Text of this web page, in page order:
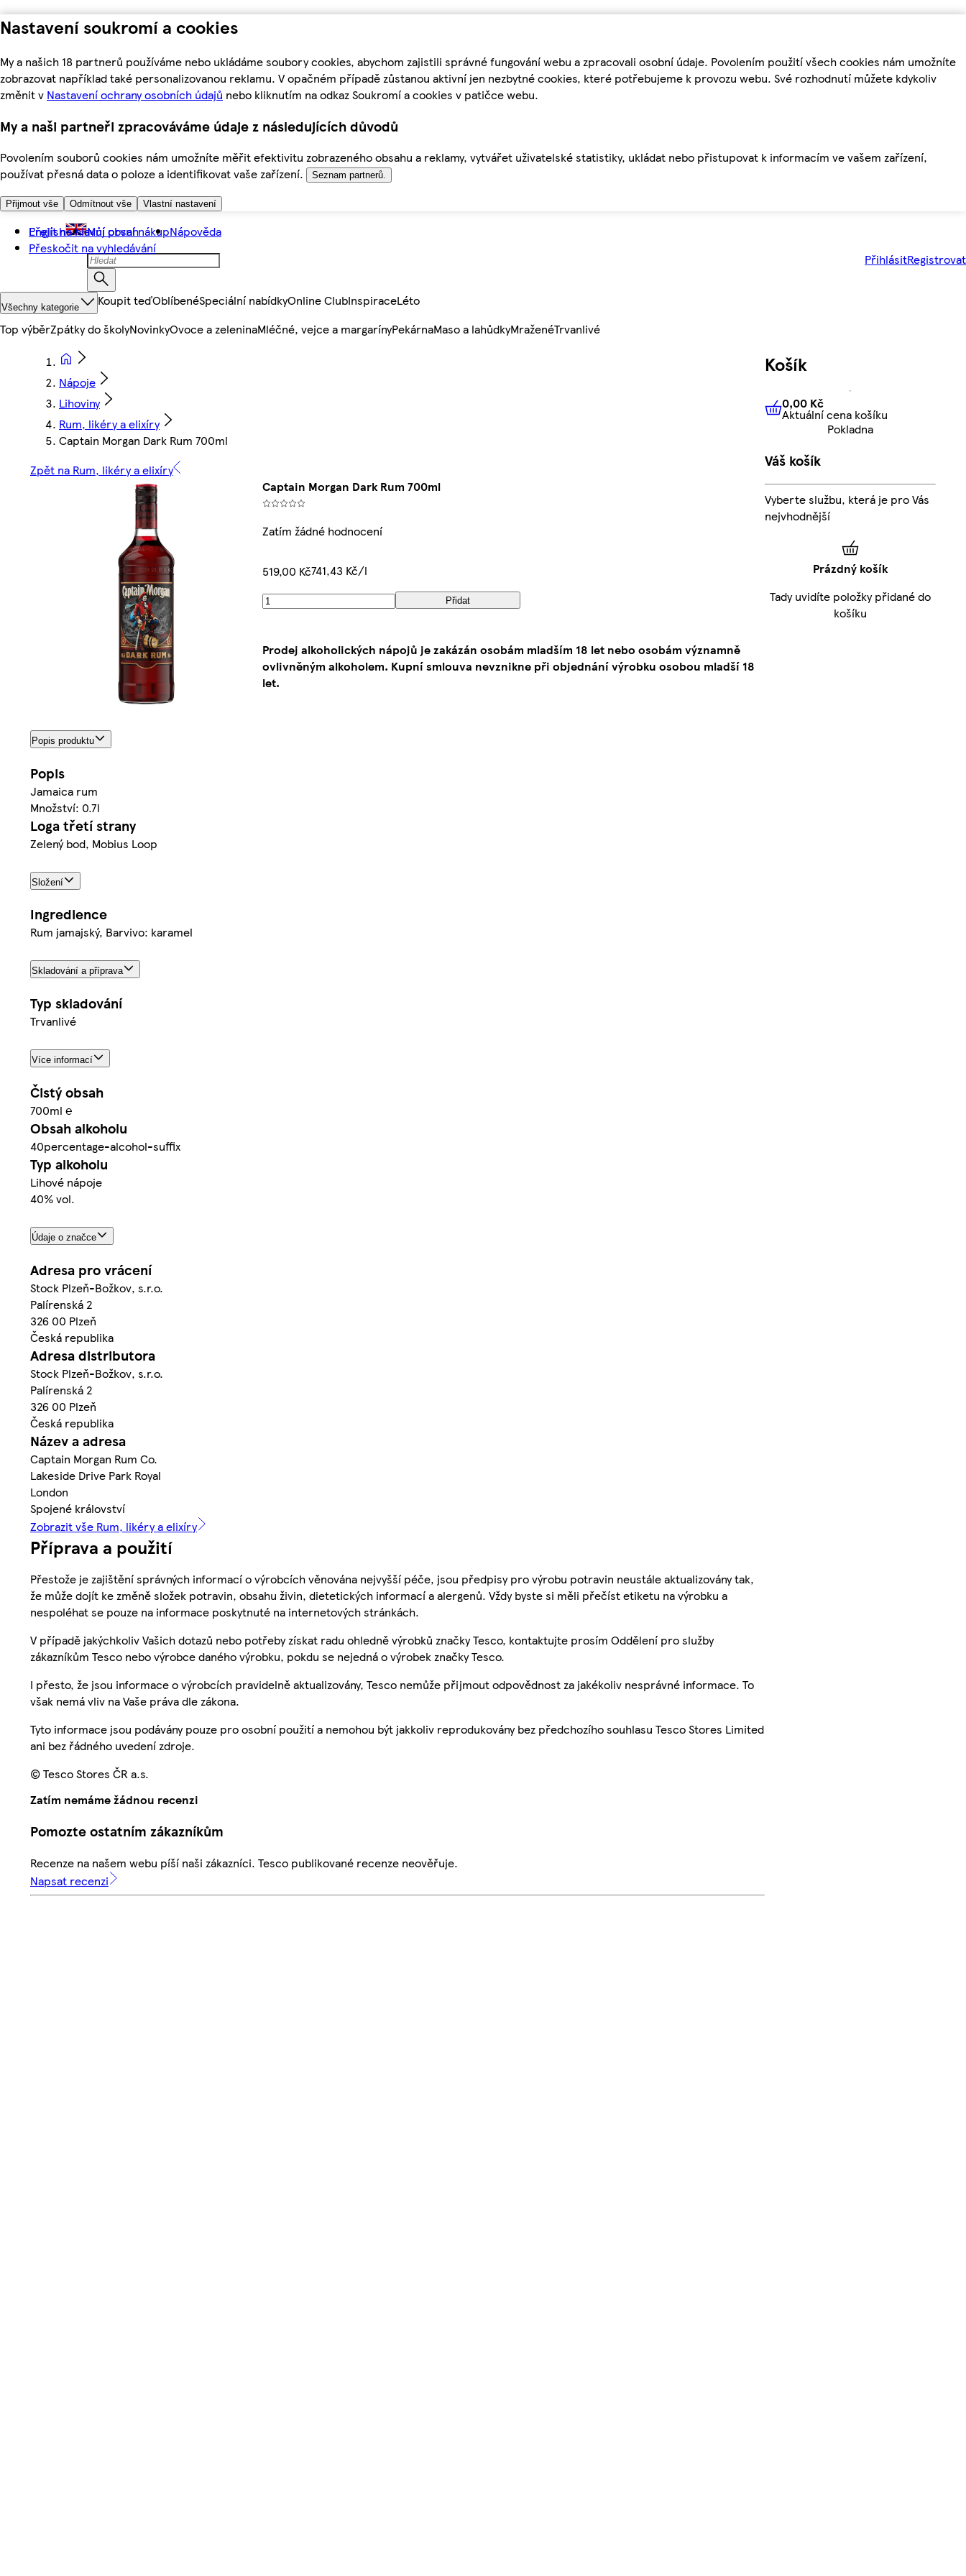
Nastavení soukromí a cookies
My a našich 18 partnerů používáme nebo ukládáme soubory cookies, abychom zajistili správné fungování webu a zpracovali osobní údaje. Povolením použití všech cookies nám umožníte
zobrazovat například také personalizovanou reklamu. V opačném případě zůstanou aktivní jen nezbytné cookies, které potřebujeme k provozu webu. Své rozhodnutí můžete kdykoliv
změnit v Nastavení ochrany osobních údajů nebo kliknutím na odkaz Soukromí a cookies v patičce webu.
My a naši partneři zpracováváme údaje z následujících důvodů
Povolením souborů cookies nám umožníte měřit efektivitu zobrazeného obsahu a reklamy, vytvářet uživatelské statistiky, ukládat nebo přistupovat k informacím ve vašem zařízení,
používat přesná data o poloze a identifikovat vaše zařízení.
Seznam partnerů.
Přijmout vše Odmítnout vše Vlastní nastavení
Přejít na hlavní obsah
Přeskočit na vyhledávání
English Můj první nákupNápověda
PřihlásitRegistrovat
Všechny kategorie Koupit teďOblíbenéSpeciální nabídkyOnline ClubInspiraceLéto
Top výběrZpátky do školyNovinkyOvoce a zeleninaMléčné, vejce a margarínyPekárnaMaso a lahůdkyMraženéTrvanlivé
Nápoje
Lihoviny
Rum, likéry a elixíry
Captain Morgan Dark Rum 700ml
Zpět na Rum, likéry a elixíry
Captain Morgan Dark Rum 700ml
Zatím žádné hodnocení
519,00 Kč741,43 Kč/l
Přidat
Prodej alkoholických nápojů je zakázán osobám mladším 18 let nebo osobám významně
ovlivněným alkoholem. Kupní smlouva nevznikne při objednání výrobku osobou mladší 18
let.
Popis produktu
Popis
Jamaica rum
Množství: 0.7l
Loga třetí strany
Zelený bod, Mobius Loop
Složení
Ingredience
Rum jamajský, Barvivo: karamel
Skladování a příprava
Typ skladování
Trvanlivé
Více informací
Čistý obsah
700ml ℮
Obsah alkoholu
40percentage-alcohol-suffix
Typ alkoholu
Lihové nápoje
40% vol.
Údaje o značce
Adresa pro vrácení
Stock Plzeň-Božkov, s.r.o.
Palírenská 2
326 00 Plzeň
Česká republika
Adresa distributora
Stock Plzeň-Božkov, s.r.o.
Palírenská 2
326 00 Plzeň
Česká republika
Název a adresa
Captain Morgan Rum Co.
Lakeside Drive Park Royal
London
Spojené království
Zobrazit vše Rum, likéry a elixíry
Příprava a použití
Přestože je zajištění správných informací o výrobcích věnována nejvyšší péče, jsou předpisy pro výrobu potravin neustále aktualizovány tak,
že může dojít ke změně složek potravin, obsahu živin, dietetických informací a alergenů. Vždy byste si měli přečíst etiketu na výrobku a
nespoléhat se pouze na informace poskytnuté na internetových stránkách.
V případě jakýchkoliv Vašich dotazů nebo potřeby získat radu ohledně výrobků značky Tesco, kontaktujte prosím Oddělení pro služby
zákazníkům Tesco nebo výrobce daného výrobku, pokdu se nejedná o výrobek značky Tesco.
I přesto, že jsou informace o výrobcích pravidelně aktualizovány, Tesco nemůže přijmout odpovědnost za jakékoliv nesprávné informace. To
však nemá vliv na Vaše práva dle zákona.
Tyto informace jsou podávány pouze pro osobní použití a nemohou být jakkoliv reprodukovány bez předchozího souhlasu Tesco Stores Limited
ani bez řádného uvedení zdroje.
© Tesco Stores ČR a.s.
Zatím nemáme žádnou recenzi
Pomozte ostatním zákazníkům
Recenze na našem webu píší naši zákazníci. Tesco publikované recenze neověřuje.
Napsat recenzi
Košík
0,00 KčAktuální cena košíku
0,00 Kč
Aktuální cena košíku
Pokladna
Váš košík
Vyberte službu, která je pro Vás
nejvhodnější
Prázdný košík
Tady uvidíte položky přidané do
košíku